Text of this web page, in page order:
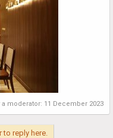
a moderator: 11 December 2023
to reply here.